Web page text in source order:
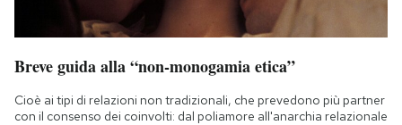
Breve guida alla “non-monogamia etica”
Cioè ai tipi di relazioni non tradizionali, che prevedono più partner
con il consenso dei coinvolti: dal poliamore all'anarchia relazionale